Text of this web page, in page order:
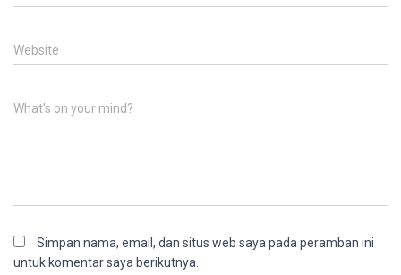
Website
What's on your mind?
Simpan nama, email, dan situs web saya pada peramban ini
untuk komentar saya berikutnya.